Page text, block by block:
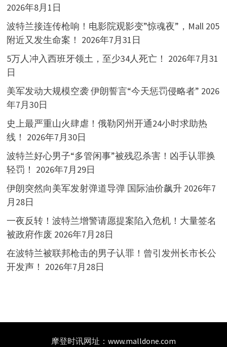
2026年8月1日
波特兰接连传枪响！电影院观影变”惊魂夜”，Mall 205
附近又发生命案！ 2026年7月31日
5万人冲入西班牙领土，至少34人死亡！ 2026年7月31
日
美军发动大规模空袭 伊朗誓言“今天惩罚侵略者” 2026
年7月30日
史上最严重山火肆虐！俄勒冈州开通24小时求助热
线！ 2026年7月30日
波特兰好心男子“多管闲事”被残忍杀害！凶手认罪换
轻罚！ 2026年7月29日
伊朗突然向美军发射弹道导弹 国际油价飙升 2026年7
月28日
一夜反转！波特兰增警请愿提案陷入危机！大量签名
被政府作废 2026年7月28日
在波特兰被联邦枪击的男子认罪！曾引发州长市长公
开发声！ 2026年7月28日
摩登时讯网址： www.malldone.com